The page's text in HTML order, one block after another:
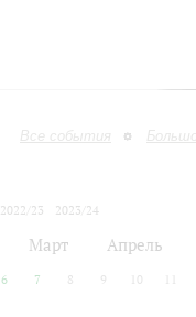
Все события
2022/23
2023/24
Март Апрель
6 7 8 9 10